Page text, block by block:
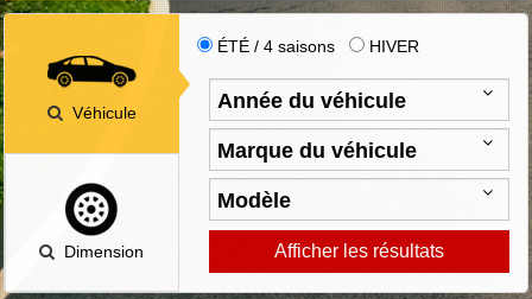
Véhicule
Dimension
ÉTÉ / 4 saisons HIVER
Afficher les résultats